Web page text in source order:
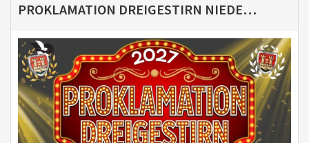
PROKLAMATION DREIGESTIRN NIEDERKASSEL 2027